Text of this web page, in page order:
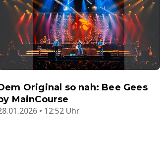
Original so nah: Bee Gees
MainCourse
• 12:52 Uhr